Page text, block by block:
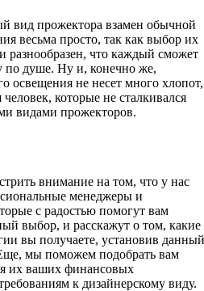
вид прожектора взамен обычной
весьма просто, так как выбор их
разнообразен, что каждый сможет
по душе. Ну и, конечно же,
освещения не несет много хлопот,
которые не сталкивался
видами прожекторов.
внимание на том, что у нас
менеджеры и
с радостью помогут вам
выбор, и расскажут о том, какие
вы получаете, установив данный
мы поможем подобрать вам
их ваших финансовых
к дизайнерскому виду.